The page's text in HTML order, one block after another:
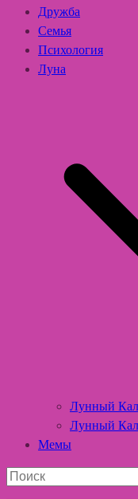
Дружба
Семья
Психология
Луна
Лунный
Лунный
Мемы